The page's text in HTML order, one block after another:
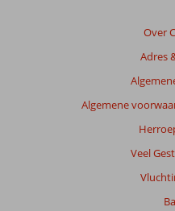
Over
Adres
Algemene
Veel